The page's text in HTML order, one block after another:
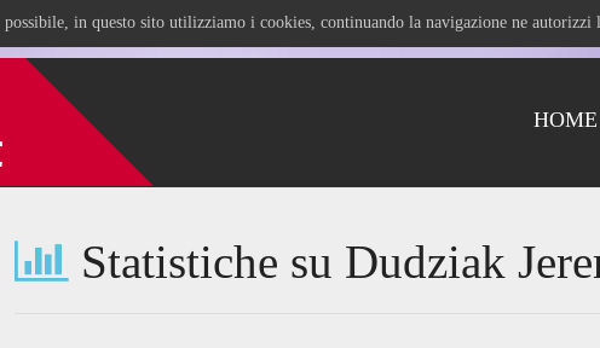
in questo sito utilizziamo i cookies, continuando la navigazione ne
HOME
Statistiche su Dudziak